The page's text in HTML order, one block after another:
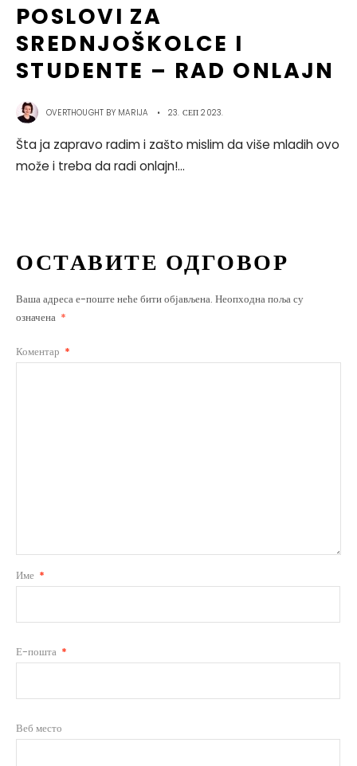
POSLOVI ZA
SREDNJOŠKOLCE I
STUDENTE – RAD ONLAJN
OVERTHOUGHT BY MARIJA • 23. СЕП 2023.
Šta ja zapravo radim i zašto mislim da više mladih ovo
može i treba da radi onlajn!...
ОСТАВИТЕ ОДГОВОР
Ваша адреса е-поште неће бити објављена. Неопходна поља су
означена *
Коментар *
Име *
Е-пошта *
Веб место